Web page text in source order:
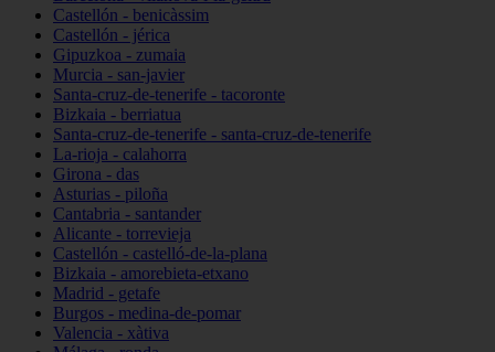
Castellón - benicàssim
Castellón - jérica
Gipuzkoa - zumaia
Murcia - san-javier
Santa-cruz-de-tenerife - tacoronte
Bizkaia - berriatua
Santa-cruz-de-tenerife - santa-cruz-de-tenerife
La-rioja - calahorra
Girona - das
Asturias - piloña
Cantabria - santander
Alicante - torrevieja
Castellón - castelló-de-la-plana
Bizkaia - amorebieta-etxano
Madrid - getafe
Burgos - medina-de-pomar
Valencia - xàtiva